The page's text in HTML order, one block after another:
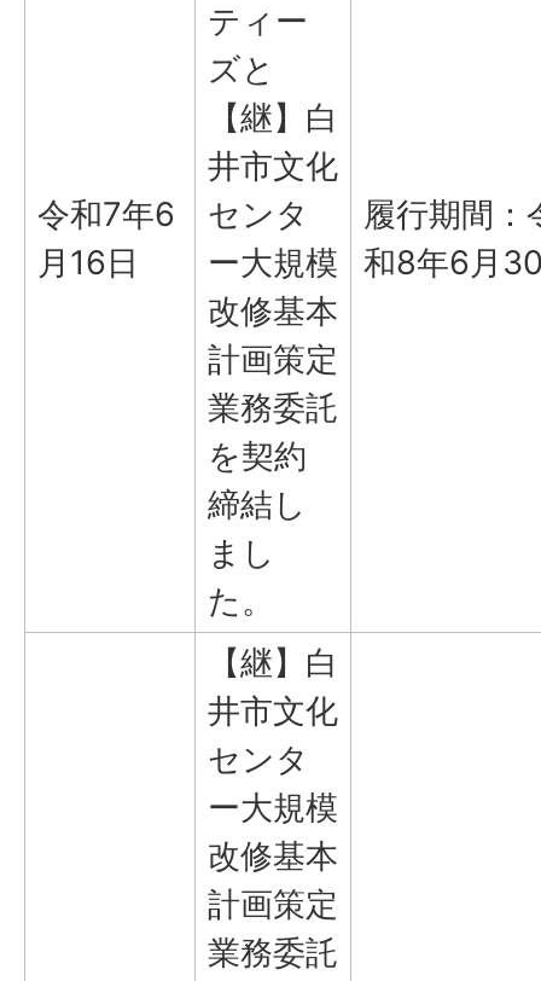
令和7年6
月16日
ティー
ズと
【継】白
井市文化
センタ
ー大規模
改修基本
計画策定
業務委託
を契約
締結し
まし
た。
履行期間：
和8年6月
【継】白
井市文化
センタ
ー大規模
改修基本
計画策定
業務委託